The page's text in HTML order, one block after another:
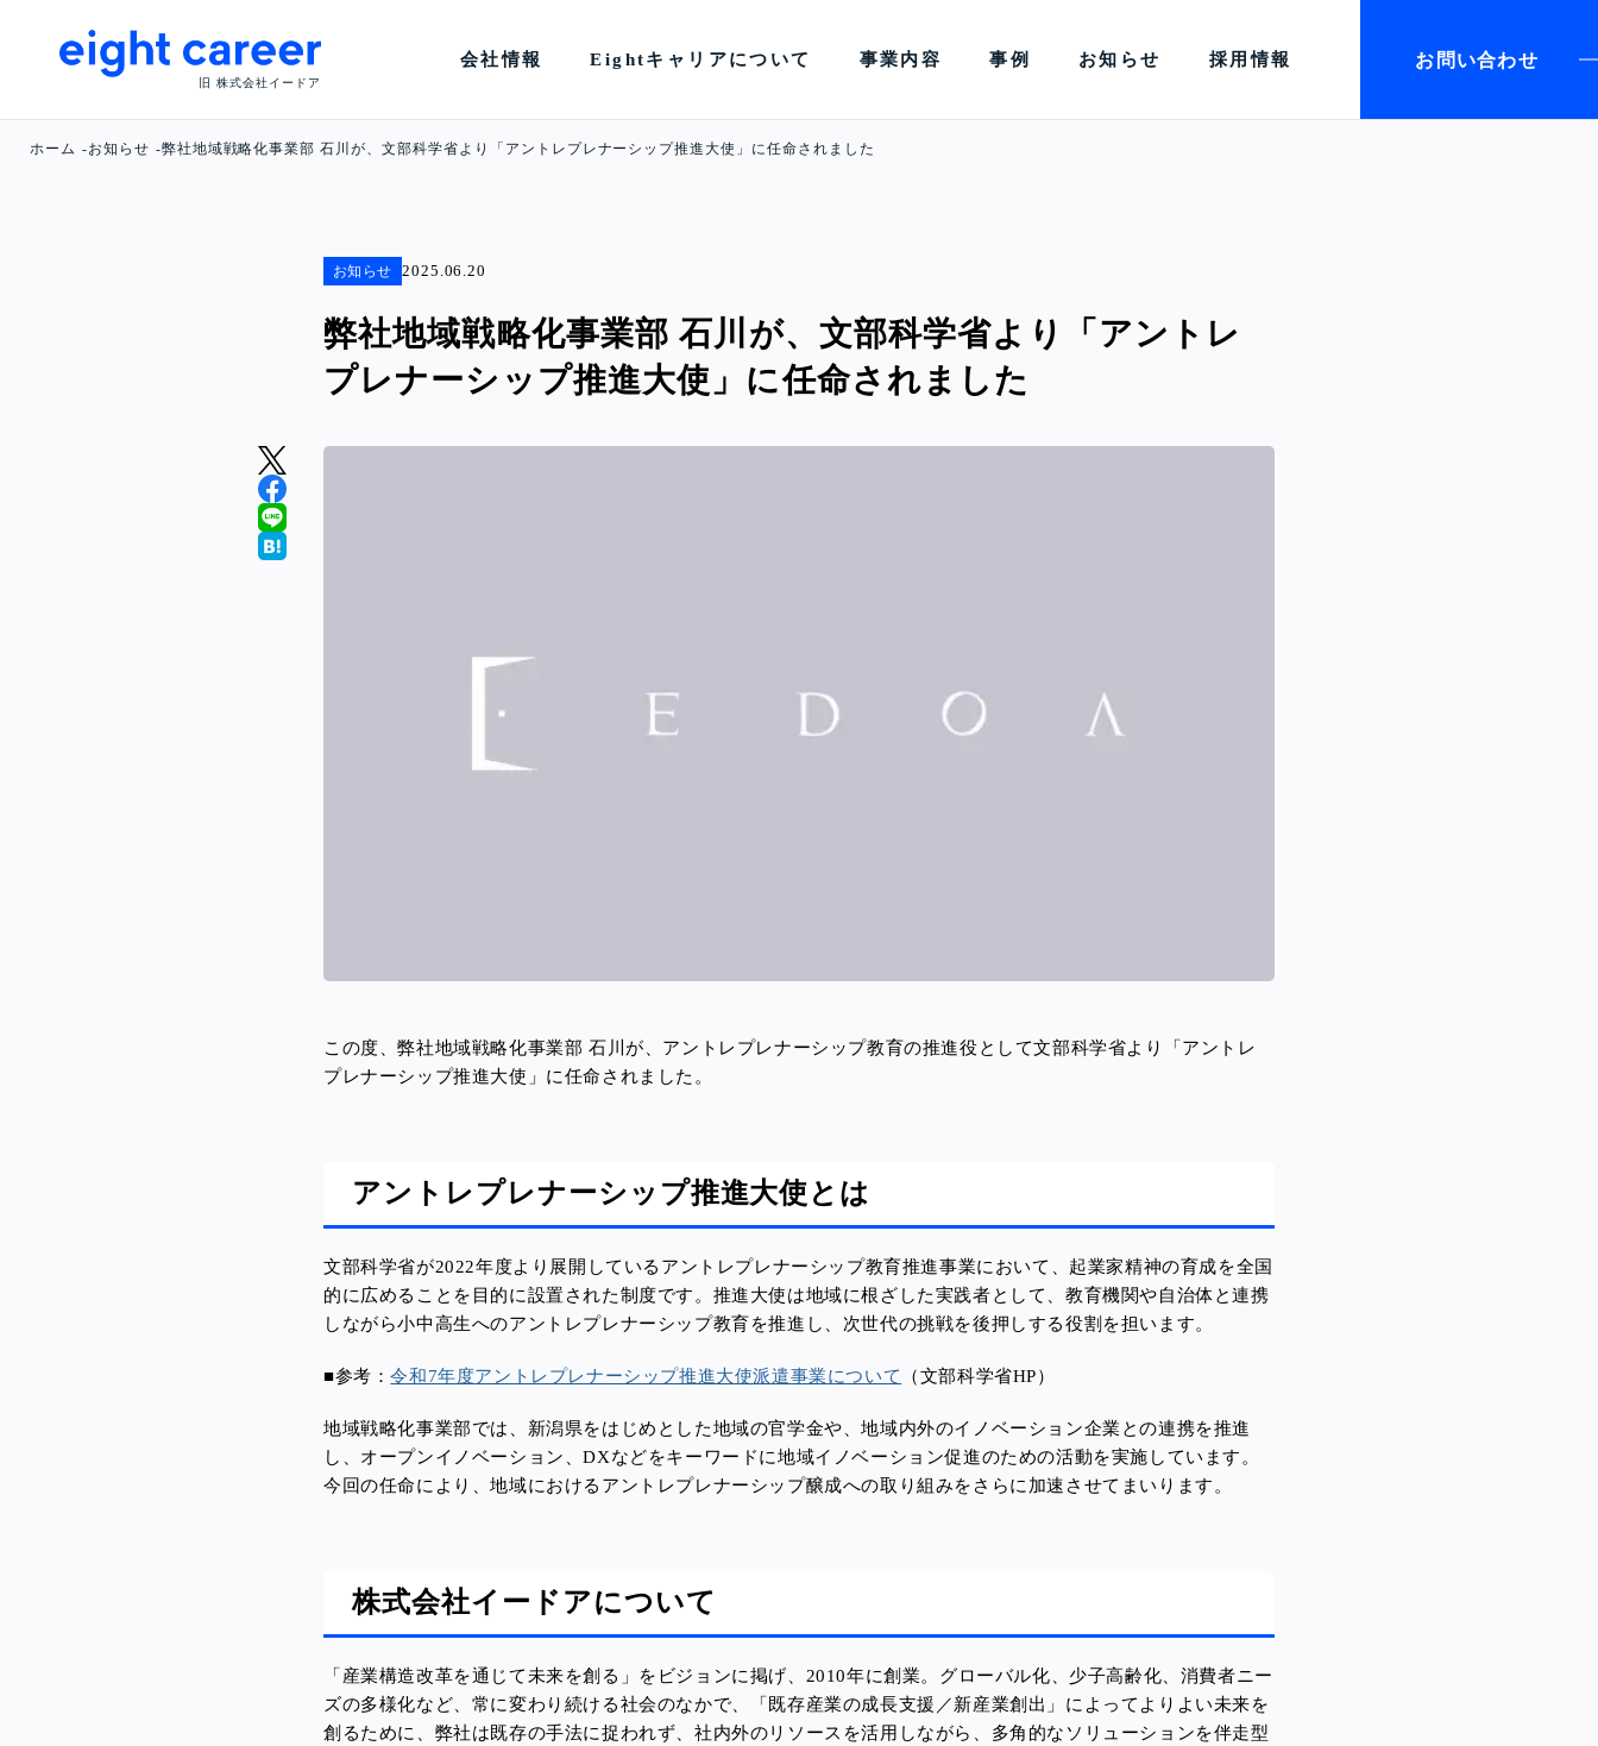
旧 株式会社イードア
会社情報 Eightキャリアについて 事業内容 事例 お知らせ 採用情報 お問い合わせ
ホーム お知らせ 弊社地域戦略化事業部 石川が、文部科学省より「アントレプレナーシップ推進大使」に任命されました
お知らせ 2025.06.20
弊社地域戦略化事業部 石川が、文部科学省より「アントレ
プレナーシップ推進大使」に任命されました
この度、弊社地域戦略化事業部 石川が、 アントレプレナーシップ教育の推進役として文部科学省より
「アントレ
プレナーシップ推進大使」に任命されました。
アントレプレナーシップ推進大使とは
文部科学省が2022年度より展開しているアントレプレナーシップ教育推進事業において、起業家精神の育成を全国
的に広めることを目的に設置された制度です。推進大使は地域に根ざした実践者として、教育機関や自治体と連携
しながら小中高生へのアントレプレナーシップ教育を推進し 、次世代の挑戦を後押しする役割を担います。
■参考：令和7年度アントレプレナーシップ推進大使派遣事業について （文部科学省HP）
地域戦略化事業部では、新潟県をはじめとした地域の官学金や、地域内外のイノベーション企業との連携を推進
し、 オープンイノベーション、DXなどをキーワードに地域イノベーション促進のための活動を実施しています。
今回の任命により、地域におけるアントレプレナーシップ醸成への取り組みをさらに加速させてまいります。
株式会社イードアについて
「産業構造改革を通じて未来を創る」をビジョンに掲げ、2010年に創業。グローバル化、少子高齢化、消費者ニー
ズの多様化など、常に変わり続ける社会のなかで、「既存産業の成長支援／新産業創出」によってよりよい未来を
創るために、弊社は既存の手法に捉われず、社内外のリソースを活用しながら、多角的なソリューションを伴走型